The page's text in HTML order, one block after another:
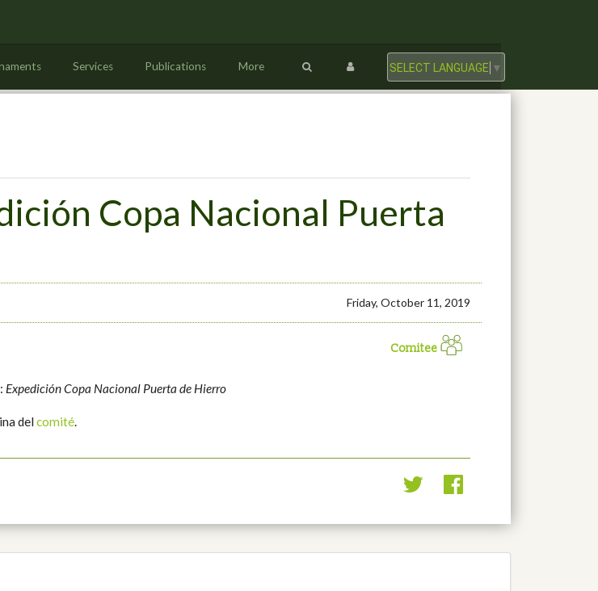
Services Publications More SELECT LANGUAGE ▼
Copa Nacional Puerta
Friday, October 11, 2019
Comitee
: Expedición Copa Nacional Puerta de Hierro
delcomité.